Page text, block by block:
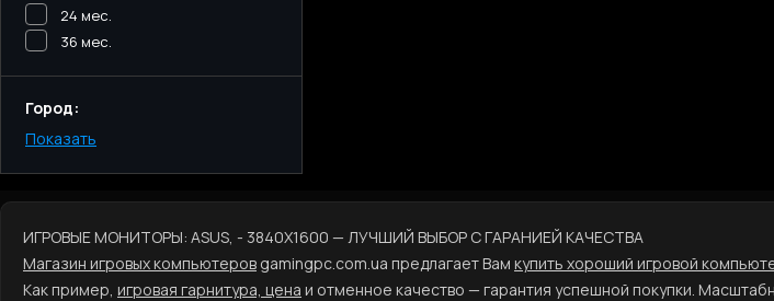
24 мес.
36 мес.
Город:
Киев
Запорожье
Львов
Показать
ИГРОВЫЕ МОНИТОРЫ: ASUS, - 3840X1600 — ЛУЧШИЙ ВЫБОР С ГАРАНИЕЙ КАЧЕСТВА
Магазин игровых компьютеров gamingpc.com.ua предлагает Вам купить хороший игровой
Как пример, игровая гарнитура, цена и отменное качество — гарантия успешной покупки.